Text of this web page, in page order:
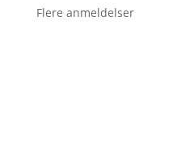
Flere anmeldelser